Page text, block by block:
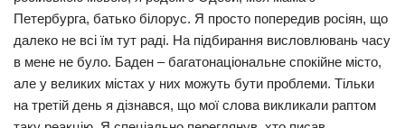
Петербурга, батько білорус. Я просто попередив росіян, що
далеко не всі їм тут раді. На підбирання висловлювань часу
в мене не було. Баден – багатонаціональне спокійне місто,
але у великих містах у них можуть бути проблеми. Тільки
на третій день я дізнався, що мої слова викликали раптом